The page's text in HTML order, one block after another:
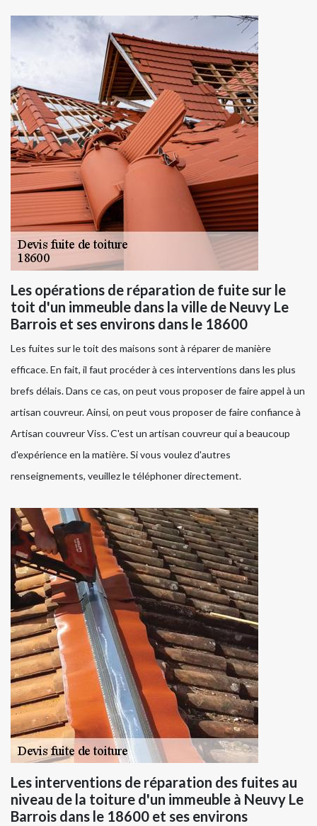
Les opérations de réparation de fuite sur le
toit d'un immeuble dans la ville de Neuvy Le
Barrois et ses environs dans le 18600
Les fuites sur le toit des maisons sont à réparer de manière
efficace. En fait, il faut procéder à ces interventions dans les plus
brefs délais. Dans ce cas, on peut vous proposer de faire appel à un
artisan couvreur. Ainsi, on peut vous proposer de faire confiance à
Artisan couvreur Viss. C'est un artisan couvreur qui a beaucoup
d'expérience en la matière. Si vous voulez d'autres
renseignements, veuillez le téléphoner directement.
Les interventions de réparation des fuites au
niveau de la toiture d'un immeuble à Neuvy Le
Barrois dans le 18600 et ses environs